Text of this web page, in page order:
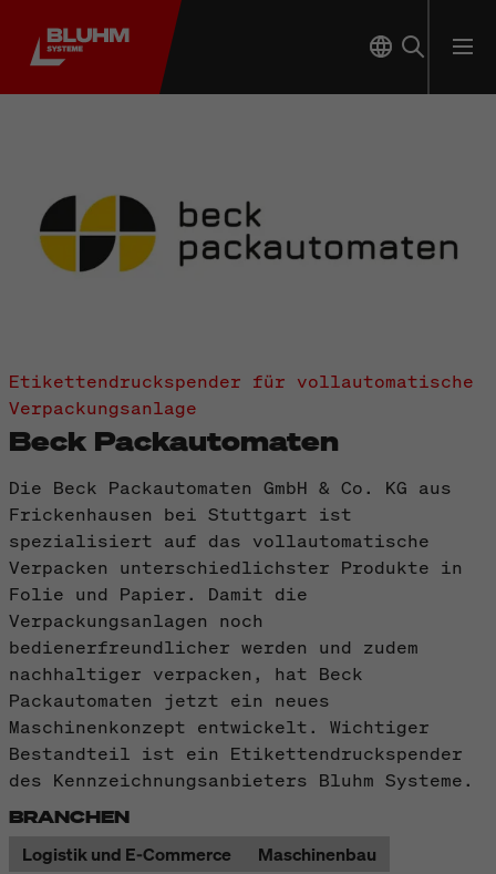
Etikettendruckspender für vollautomatische
Verpackungsanlage
Beck Packautomaten
Die Beck Packautomaten GmbH & Co. KG aus
Frickenhausen bei Stuttgart ist
spezialisiert auf das vollautomatische
Verpacken unterschiedlichster Produkte in
Folie und Papier. Damit die
Verpackungsanlagen noch
bedienerfreundlicher werden und zudem
nachhaltiger verpacken, hat Beck
Packautomaten jetzt ein neues
Maschinenkonzept entwickelt. Wichtiger
Bestandteil ist ein Etikettendruckspender
des Kennzeichnungsanbieters Bluhm Systeme.
BRANCHEN
Logistik und E-Commerce
Maschinenbau